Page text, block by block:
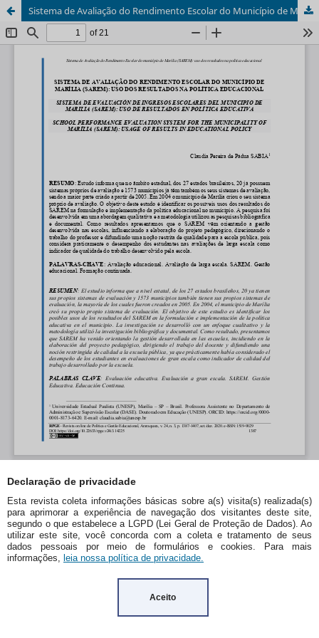
Declaração de privacidade
Esta revista coleta informações básicas sobre a(s) visita(s) realizada(s)
para aprimorar a experiência de navegação dos visitantes deste site,
segundo o que estabelece a LGPD (Lei Geral de Proteção de Dados). Ao
utilizar este site, você concorda com a coleta e tratamento de seus
dados pessoais por meio de formulários e cookies. Para mais
informações, leia nossa política de privacidade.
Aceito
Sistema de Avaliação do Rendimento Escolar do Município de Marília (SAREM): uso dos resultados na política educacional